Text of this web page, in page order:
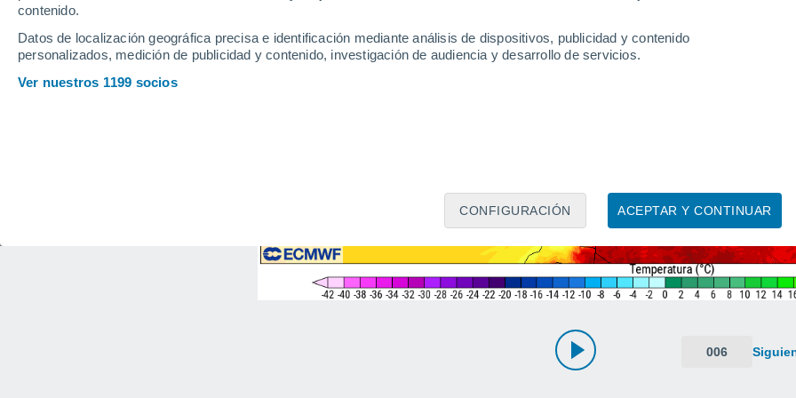
contenido.
Datos de localización geográfica precisa e identificación mediante análisis de dispositivos, publicidad y contenido
personalizados, medición de publicidad y contenido, investigación de audiencia y desarrollo de servicios.
Ver nuestros 1199 socios
ACEPTAR Y CONTINUAR
CONFIGURACIÓN
006